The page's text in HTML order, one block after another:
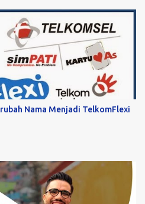
Nama Menjadi TelkomFlexi